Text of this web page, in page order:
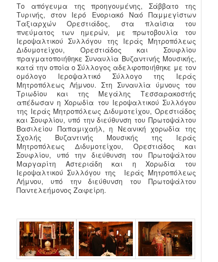
Το απόγευμα της προηγουμένης, Σάββατο της
Τυρινής, στον Ιερό Ενοριακό Ναό Παμμεγίστων
Ταξιαρχών Ορεστιάδος, στα πλαίσια του
πνεύματος των ημερών, με πρωτοβουλία του
Ιεροψαλτικού Συλλόγου της Ιεράς Μητροπόλεως
Διδυμοτείχου, Ορεστιάδος και Σουφλίου
πραγματοποιήθηκε Συναυλία Βυζαντινής Μουσικής,
κατά την οποία ο Σύλλογος αδελφοποιήθηκε με τον
ομόλογο Ιεροψαλτικό Σύλλογο της Ιεράς
Μητροπόλεως Λήμνου. Στη Συναυλία ύμνους του
Τριωδίου και της Μεγάλης Τεσσαρακοστής
απέδωσαν η Χορωδία του Ιεροψαλτικού Συλλόγου
της Ιεράς Μητροπόλεως Διδυμοτείχου, Ορεστιάδος
και Σουφλίου, υπό την διεύθυνση του Πρωτοψάλτου
Βασιλείου Παπαμιχαήλ, η Νεανική χορωδία της
Σχολής Βυζαντινής Μουσικής της Ιεράς
Μητροπόλεως Διδυμοτείχου, Ορεστιάδος και
Σουφλίου, υπό την διεύθυνση του Πρωτοψάλτου
Μαργαρίτη Αστεριάδη και η Χορωδία του
Ιεροψαλτικού Συλλόγου της Ιεράς Μητροπόλεως
Λήμνου, υπό την διεύθυνση του Πρωτοψάλτου
Παντελεήμονος Ζαφείρη.